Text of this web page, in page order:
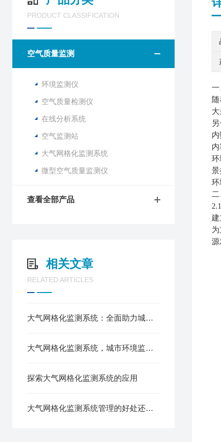
PRODUCT CLASSIFICATION
空气质量监测
环境监测仪
空气质量检测仪
在线分析系统
空气监测站
大气网格化监测系统
微型空气质量监测仪
查看全部产品
相关文章
RELATED ARTICLES
大气网格化监测系统：全面助力城市环境监测，提高环境治理效率
大气网格化监测系统，城市环境监测的神器
探索大气网格化监测系统的应用
大气网格化监测系统管理的好处还真多
一
环
景
环
2.1
建
源